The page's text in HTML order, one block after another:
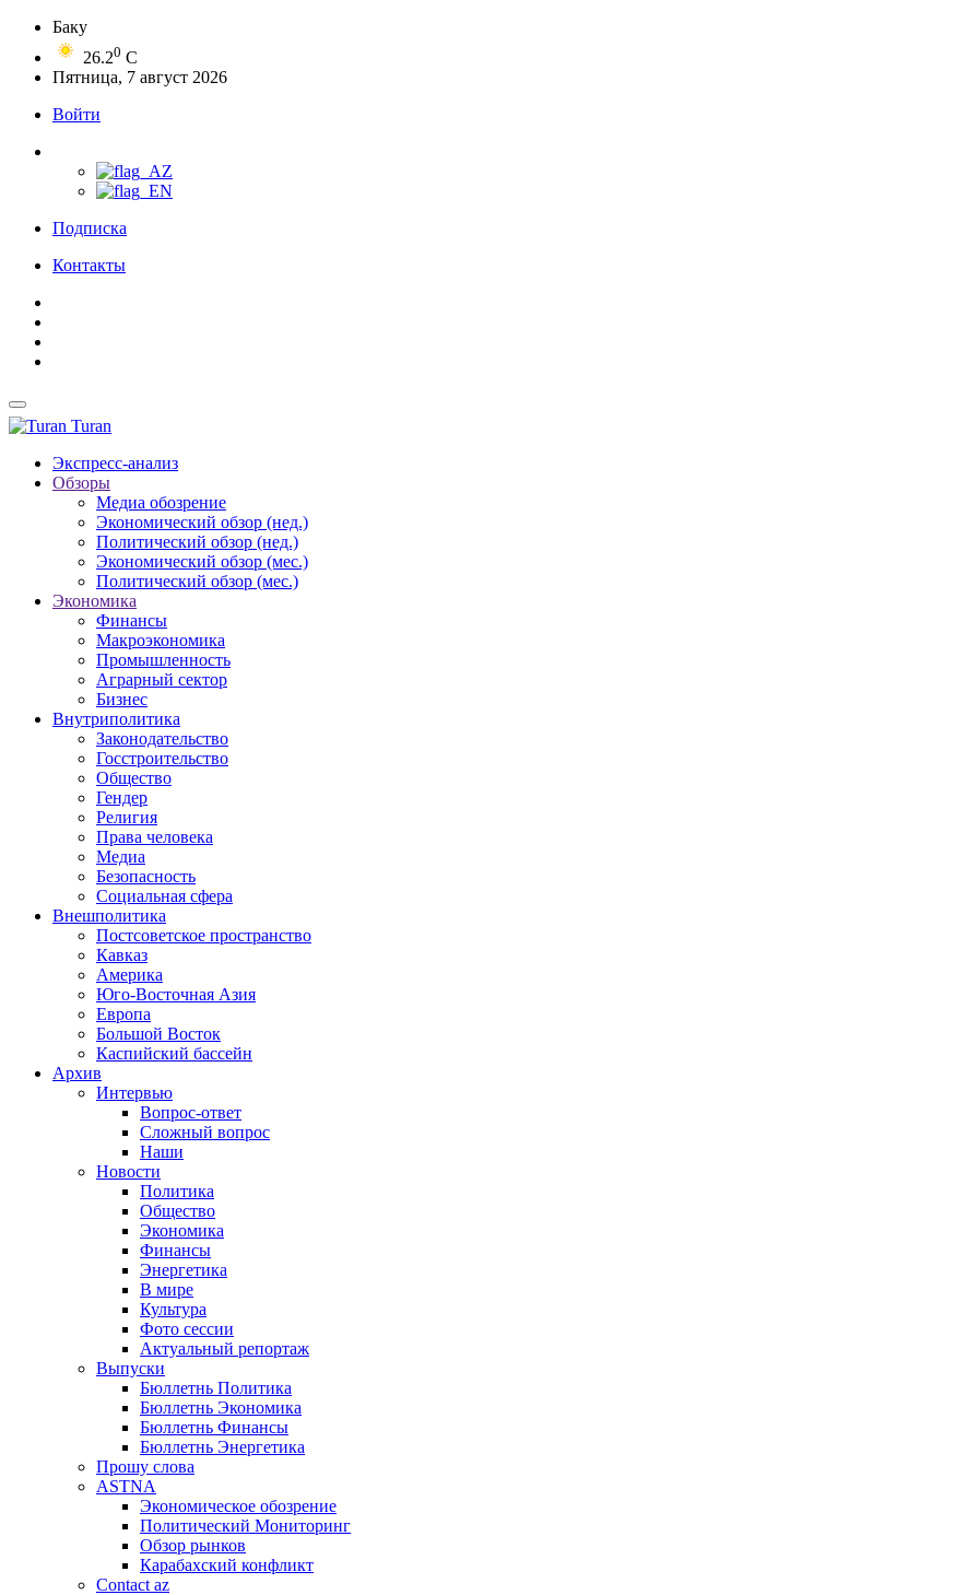
Баку
26.20 C
Пятница, 7 август 2026
Войти
Подписка
Контакты
Turan
Экспресс-анализ
Обзоры
Медиа обозрение
Экономический обзор (нед.)
Политический обзор (нед.)
Экономический обзор (мес.)
Политический обзор (мес.)
Экономика
Финансы
Макроэкономика
Промышленность
Аграрный сектор
Бизнес
Внутриполитика
Законодательство
Госстроительство
Общество
Гендер
Религия
Права человека
Медиа
Безопасность
Социальная сфера
Внешполитика
Постсоветское пространство
Кавказ
Америка
Юго-Восточная Азия
Европа
Большой Восток
Каспийский бассейн
Архив
Интервью
Вопрос-ответ
Сложный вопрос
Наши
Новости
Политика
Общество
Экономика
Финансы
Энергетика
В мире
Культура
Фото сессии
Актуальный репортаж
Выпуски
Бюллетнь Политика
Бюллетнь Экономика
Бюллетнь Финансы
Бюллетнь Энергетика
Прошу слова
ASTNA
Экономическое обозрение
Политический Мониторинг
Обзор рынков
Карабахский конфликт
Contact az